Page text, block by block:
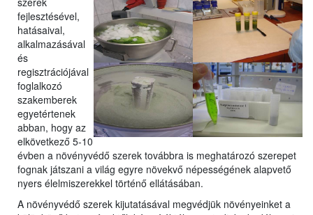
fejlesztésével,
hatásaival,
alkalmazásával
és
regisztrációjával
foglalkozó
szakemberek
egyetértenek
abban, hogy az
elkövetkező 5-10
évben a növényvédő szerek továbbra is meghatározó szerepet
fognak játszani a világ egyre növekvő népességének alapvető
nyers élelmiszerekkel történő ellátásában.
A növényvédő szerek kijutatásával megvédjük növényeinket a